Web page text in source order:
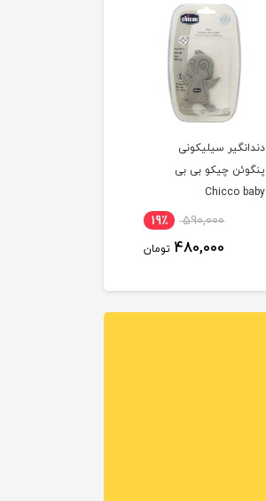
دندانگیر سیلیكونی
پنگوئن چیکو بی بی
Chicco baby
590,000 19٪
480,000 تومان